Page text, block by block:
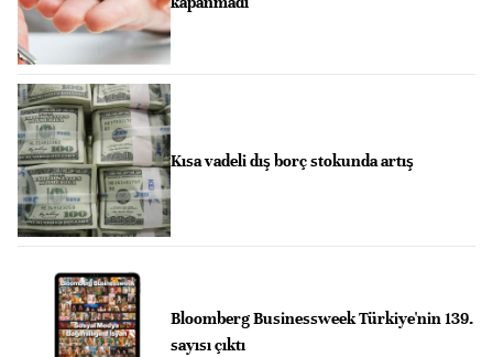
Kısa vadeli dış borç stokunda artış
Bloomberg Businessweek Türkiye'nin 139.
sayısı çıktı